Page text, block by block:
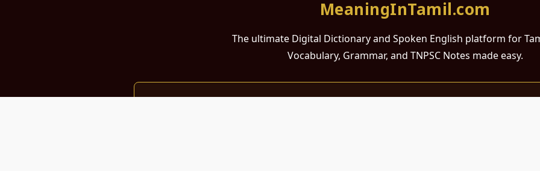
MeaningInTamil.com
The ultimate Digital Dictionary and Spoken English platform for
Vocabulary, Grammar, and TNPSC Notes made easy.